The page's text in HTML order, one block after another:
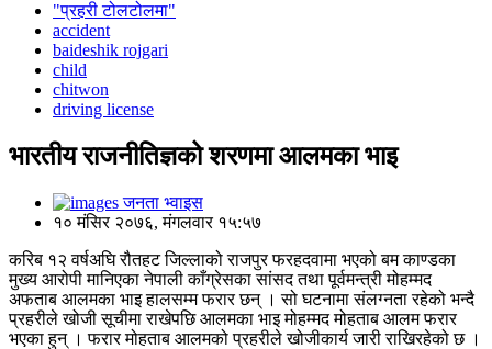
"प्रहरी टोलटोलमा"
accident
baideshik rojgari
child
chitwon
driving license
भारतीय राजनीतिज्ञको शरणमा आलमका भाइ
जनता भ्वाइस
१० मंसिर २०७६, मंगलवार १५:५७
करिब १२ वर्षअघि रौतहट जिल्लाको राजपुर फरहदवामा भएको बम काण्डका
मुख्य आरोपी मानिएका नेपाली काँग्रेसका सांसद तथा पूर्वमन्त्री मोहम्मद
अफताब आलमका भाइ हालसम्म फरार छन् । सो घटनामा संलग्नता रहेको भन्दै
प्रहरीले खोजी सूचीमा राखेपछि आलमका भाइ मोहम्मद मोहताब आलम फरार
भएका हुन् । फरार मोहताब आलमको प्रहरीले खोजीकार्य जारी राखिरहेको छ ।